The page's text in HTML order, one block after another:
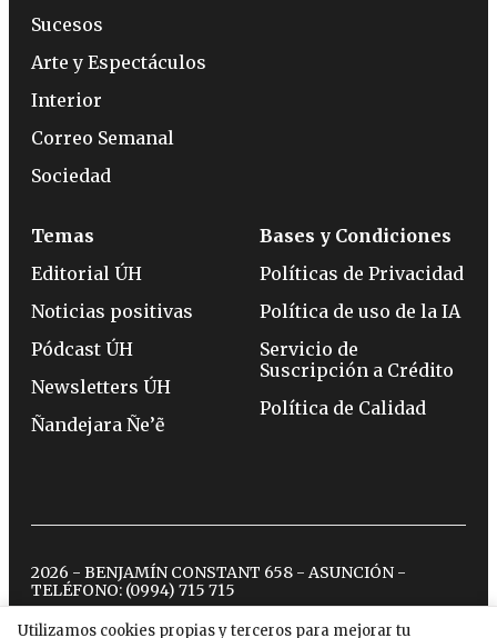
Utilizamos cookies propias y terceros para mejorar tu
Sucesos
Arte y Espectáculos
Interior
Correo Semanal
Sociedad
Temas
Editorial ÚH
Noticias positivas
Pódcast ÚH
Newsletters ÚH
Ñandejara Ñe’ẽ
Bases y Condiciones
Políticas de Privacidad
Política de uso de la IA
Servicio de
Suscripción a Crédito
Política de Calidad
2026 - BENJAMÍN CONSTANT 658 - ASUNCIÓN -
TELÉFONO: (0994) 715 715